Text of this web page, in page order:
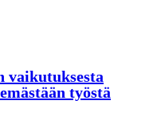
vaikutuksesta
työstä